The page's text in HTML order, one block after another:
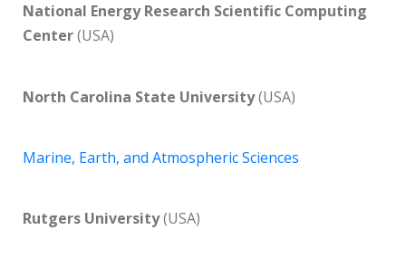
National Energy Research Scientific Computing
Center(USA)
North Carolina State University(USA)
Marine, Earth, and Atmospheric Sciences
Rutgers University(USA)